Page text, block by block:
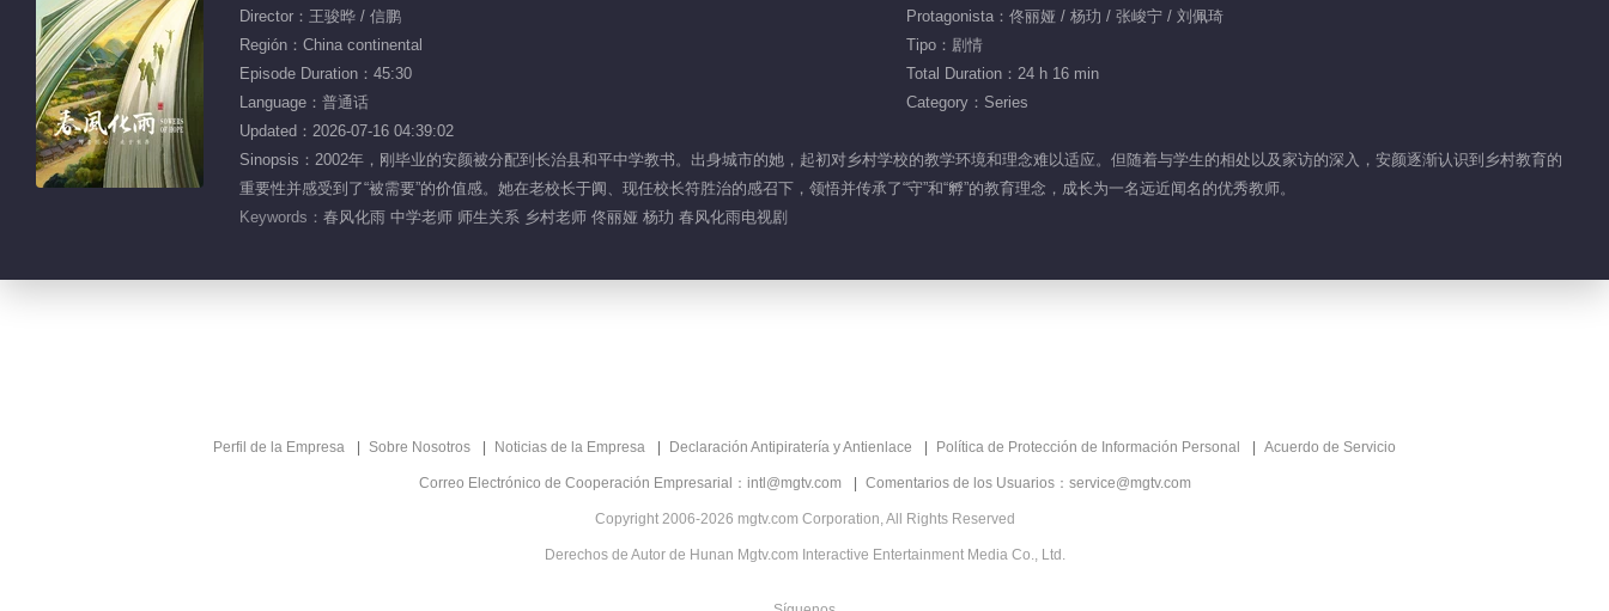
02:00
EP 1 No.15 Para el
EP 1 No.14 Para el
02:01
Director：王骏晔 / 信鹏
Protagonista：佟丽娅 / 杨玏 / 张峻宁 / 刘佩琦
Región：China continental
Tipo：剧情
Episode Duration：45:30
Total Duration：24 h 16 min
Language：普通话
Category：Series
Updated：2026-07-16 04:39:02
Sinopsis：2002年，刚毕业的安颜被分配到长治县和平中学教书。出身城市的她，起初对乡村学校的教学环境和理念难以适应。但随着与学生的相处以及家访的深入，安颜逐渐认识到乡村教育的
重要性并感受到了“被需要”的价值感。她在老校长于阗、现任校长符胜治的感召下，领悟并传承了“守”和“孵”的教育理念，成长为一名远近闻名的优秀教师。
Keywords： 春风化雨 中学老师 师生关系 乡村老师 佟丽娅 杨玏 春风化雨电视剧
Perfil de la Empresa Sobre Nosotros Noticias de la Empresa Declaración Antipiratería y Antienlace Política de Protección de Información Personal Acuerdo de Servicio
Correo Electrónico de Cooperación Empresarial：intl@mgtv.com Comentarios de los Usuarios：service@mgtv.com
Copyright 2006-2026 mgtv.com Corporation, All Rights Reserved
Derechos de Autor de Hunan Mgtv.com Interactive Entertainment Media Co., Ltd.